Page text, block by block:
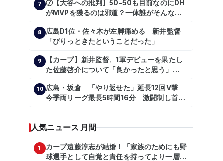
7
⑦【大谷への批判】50-50も目前なのにDH
がMVPを獲るのは邪道？一体誰がそんな事
【shoheiohtani】【池田親興】【高橋慶
彦】【広島東洋カープ】【プロ野球】
8
広島D1位・佐々木が左脚痛める 新井監督
「ぴりっときたということだった」
9
【カープ】新井監督、1軍デビューを果たし
た佐藤啓介について「良かったと思う」
10 広島・坂倉 「やり返せた」延長12回V撃
今季両リーグ最長5時間16分 激闘制し首位
人気ニュース 月間
1
カープ遠藤淳志が結婚！「家族のためにも野
球選手として自覚と責任を持ってより一層頑